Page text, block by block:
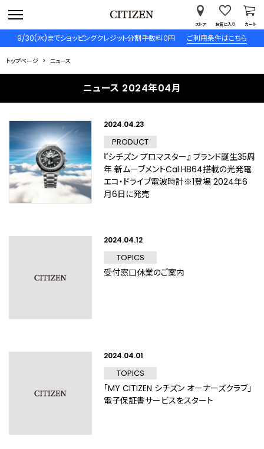
9/30(水)までショッピングクレジット分割手数料０円 ご利用条件はこちら
ストア お気に入り カート
トップページ ニュース
ニュース 2024年04月
2024.04.23
PRODUCT
『シチズン プロマスター』 ブランド誕生35周
年 新ムーブメントCal.H864搭載の光発電
エコ・ドライブ電波時計※1登場 2024年6
月6日に発売
2024.04.12
TOPICS
受付窓口休業のご案内
2024.04.01
TOPICS
「MY CITIZEN シチズン オーナーズクラブ」
電子保証書サービスをスタート